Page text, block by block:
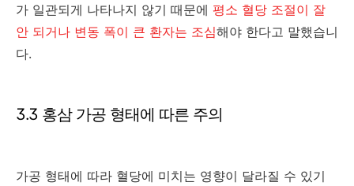
가 일관되게 나타나지 않기 때문에 평소 혈당 조절이 잘
안 되거나 변동 폭이 큰 환자는 조심해야 한다고 말했습니
다.
3.3 홍삼 가공 형태에 따른 주의
가공 형태에 따라 혈당에 미치는 영향이 달라질 수 있기